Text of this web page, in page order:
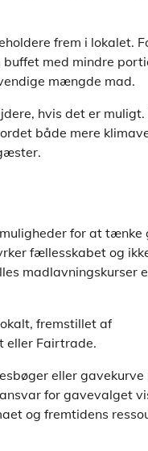
frem i lokalet.
med mindre
mængde mad.
hvis det er muligt.
både mere
for at tænke
fællesskabet og
madlavningskurser
fremstillet af
eller Fairtrade.
eller gavekurve
for gavevalget
og fremtidens